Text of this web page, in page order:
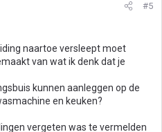
#5
naartoe versleept moet
van wat ik denk dat je
kunnen aanleggen op de
en keuken?
vergeten was te vermelden